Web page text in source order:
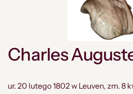
Charles
ur. 20 lutego 1802 w Leuven, zm. 8